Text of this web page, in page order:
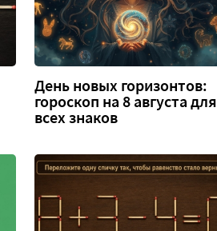
День новых горизонтов:
гороскоп на 8 августа для
всех знаков